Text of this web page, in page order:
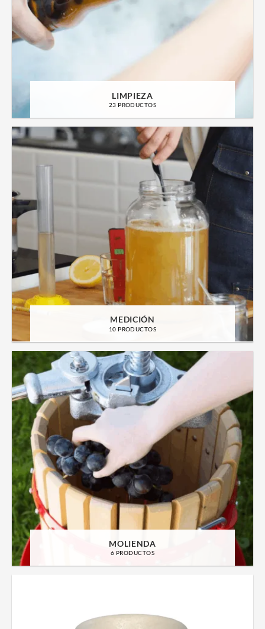
LIMPIEZA
23 PRODUCTOS
MEDICIÓN
10 PRODUCTOS
MOLIENDA
6 PRODUCTOS